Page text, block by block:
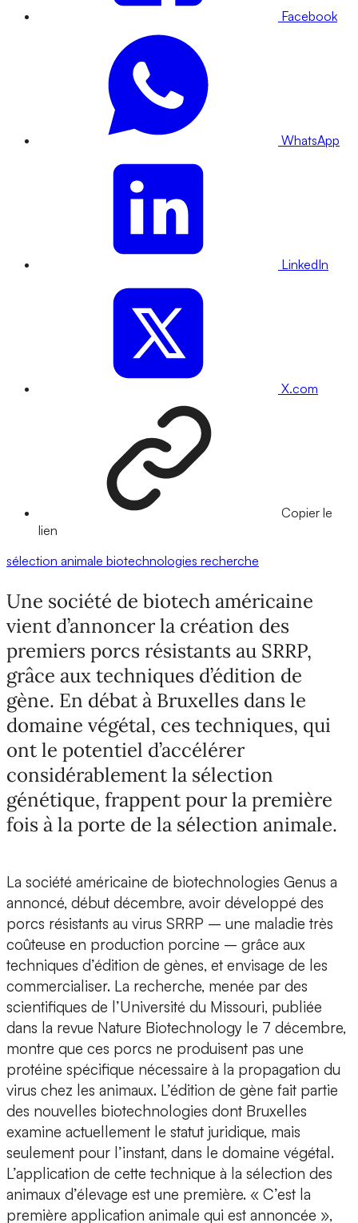
Facebook
WhatsApp
LinkedIn
X.com
Copier le
lien
sélection animale biotechnologies recherche
Une société de biotech américaine
vient d’annoncer la création des
premiers porcs résistants au SRRP,
grâce aux techniques d’édition de
gène. En débat à Bruxelles dans le
domaine végétal, ces techniques, qui
ont le potentiel d’accélérer
considérablement la sélection
génétique, frappent pour la première
fois à la porte de la sélection animale.
La société américaine de biotechnologies Genus a
annoncé, début décembre, avoir développé des
porcs résistants au virus SRRP – une maladie très
coûteuse en production porcine – grâce aux
techniques d’édition de gènes, et envisage de les
commercialiser. La recherche, menée par des
scientifiques de l’Université du Missouri, publiée
dans la revue Nature Biotechnology le 7 décembre,
montre que ces porcs ne produisent pas une
protéine spécifique nécessaire à la propagation du
virus chez les animaux. L’édition de gène fait partie
des nouvelles biotechnologies dont Bruxelles
examine actuellement le statut juridique, mais
seulement pour l’instant, dans le domaine végétal.
L’application de cette technique à la sélection des
animaux d’élevage est une première. « C’est la
première application animale qui est annoncée »,